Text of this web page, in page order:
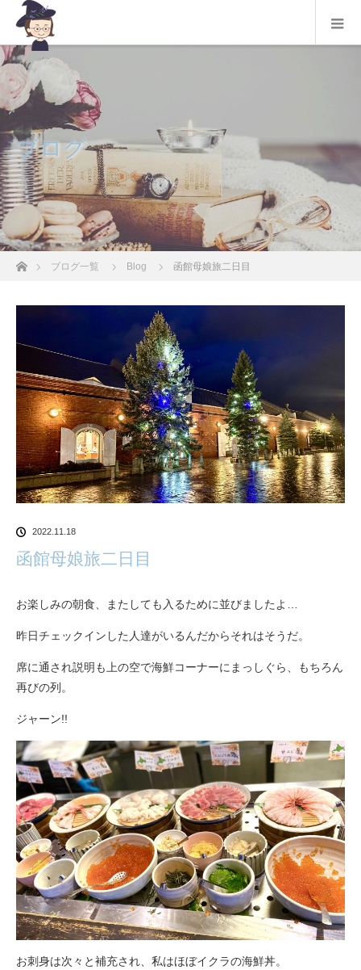
ブログ
ホームブログ一覧 Blog 函館母娘旅二日目
2022.11.18
函館母娘旅二日目
お楽しみの朝食、またしても入るために並びましたよ…
昨日チェックインした人達がいるんだからそれはそうだ。
席に通され説明も上の空で海鮮コーナーにまっしぐら、もちろん
再びの列。
ジャーン!!
お刺身は次々と補充され、私はほぼイクラの海鮮丼。